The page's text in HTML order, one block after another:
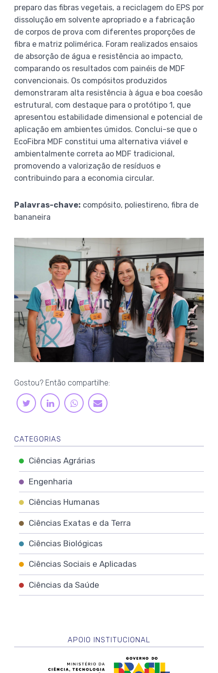
preparo das fibras vegetais, a reciclagem do EPS por
dissolução em solvente apropriado e a fabricação
de corpos de prova com diferentes proporções de
fibra e matriz polimérica. Foram realizados ensaios
de absorção de água e resistência ao impacto,
comparando os resultados com painéis de MDF
convencionais. Os compósitos produzidos
demonstraram alta resistência à água e boa coesão
estrutural, com destaque para o protótipo 1, que
apresentou estabilidade dimensional e potencial de
aplicação em ambientes úmidos. Conclui-se que o
EcoFibra MDF constitui uma alternativa viável e
ambientalmente correta ao MDF tradicional,
promovendo a valorização de resíduos e
contribuindo para a economia circular.
Palavras-chave: compósito, poliestireno, fibra de
bananeira
Gostou? Então compartilhe:
TWITTERLINKEDINWHATSAPP
E-
MAIL
CATEGORIAS
Ciências Agrárias
Engenharia
Ciências Humanas
Ciências Exatas e da Terra
Ciências Biológicas
Ciências Sociais e Aplicadas
Ciências da Saúde
APOIO INSTITUCIONAL